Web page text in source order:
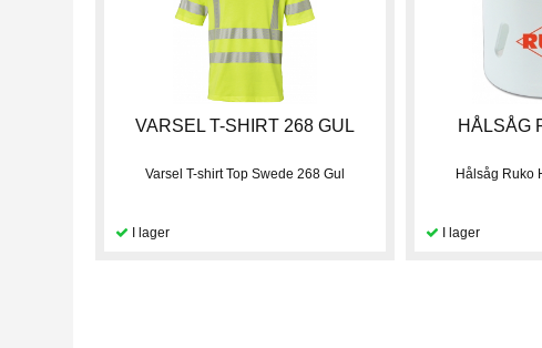
VARSEL T-SHIRT 268 GUL
Varsel T-shirt Top Swede 268 Gul
HÅLSÅG
Hålsåg Ruko